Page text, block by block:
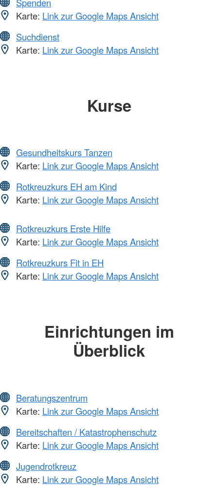
Karte: Link zur Google Maps Ansicht
Suchdienst
Karte: Link zur Google Maps Ansicht
Kurse
Gesundheitskurs Tanzen
Karte: Link zur Google Maps Ansicht
Rotkreuzkurs EH am Kind
Karte: Link zur Google Maps Ansicht
Rotkreuzkurs Erste Hilfe
Karte: Link zur Google Maps Ansicht
Rotkreuzkurs Fit in EH
Karte: Link zur Google Maps Ansicht
Einrichtungen im
Überblick
Beratungszentrum
Karte: Link zur Google Maps Ansicht
Bereitschaften / Katastrophenschutz
Karte: Link zur Google Maps Ansicht
Jugendrotkreuz
Karte: Link zur Google Maps Ansicht